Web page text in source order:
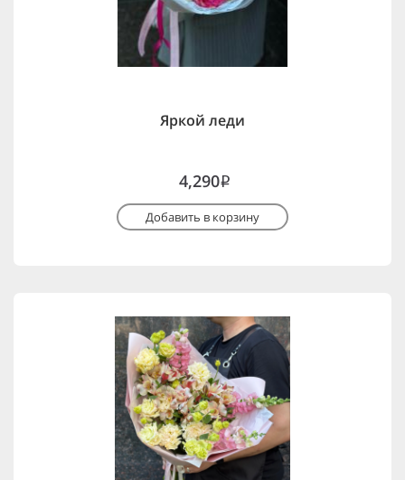
Яркой леди
4,290i
Добавить в корзину